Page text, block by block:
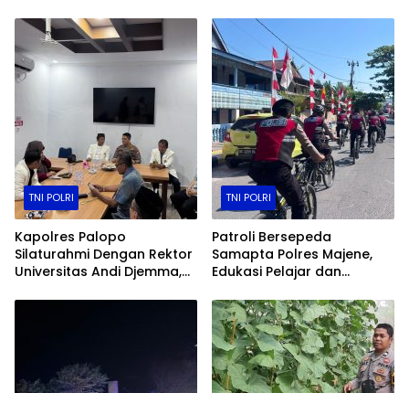
Masyarakat, hingga
Pelabuhan
TNI POLRI
Kapolres Palopo
Silaturahmi Dengan Rektor
Universitas Andi Djemma,
Perguruan Tinggi
TNI POLRI
Patroli Bersepeda
Samapta Polres Majene,
Edukasi Pelajar dan
Kepada Warga